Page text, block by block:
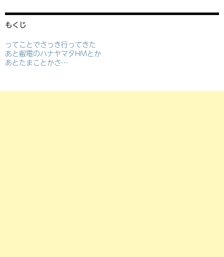
もくじ
ってことでさっき行ってきた
あと叡電のハナヤマタHMとか
あとたまことかさ…